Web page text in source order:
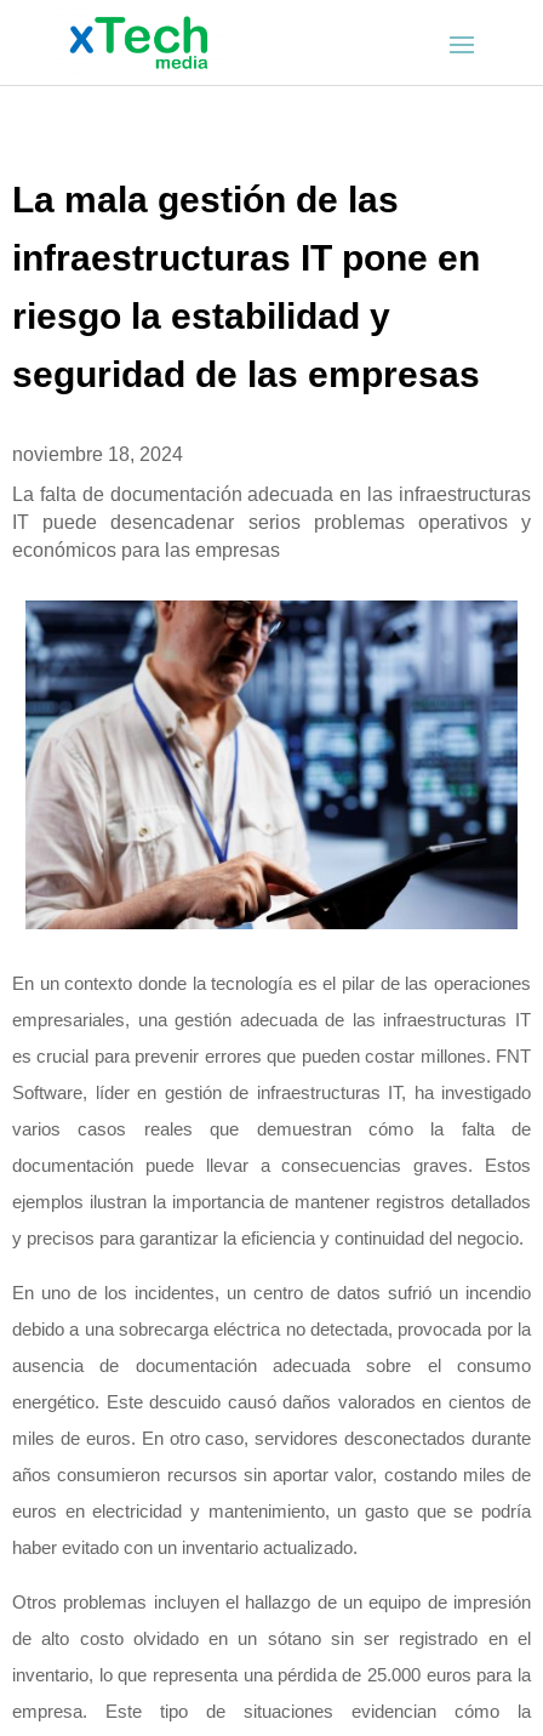
La mala gestión de las
infraestructuras IT pone en
riesgo la estabilidad y
seguridad de las empresas
noviembre 18, 2024
La falta de documentación adecuada en las infraestructuras
IT puede desencadenar serios problemas operativos y
económicos para las empresas
En un contexto donde la tecnología es el pilar de las operaciones
empresariales, una gestión adecuada de las infraestructuras IT
es crucial para prevenir errores que pueden costar millones. FNT
Software, líder en gestión de infraestructuras IT, ha investigado
varios casos reales que demuestran cómo la falta de
documentación puede llevar a consecuencias graves. Estos
ejemplos ilustran la importancia de mantener registros detallados
y precisos para garantizar la eficiencia y continuidad del negocio.
En uno de los incidentes, un centro de datos sufrió un incendio
debido a una sobrecarga eléctrica no detectada, provocada por la
ausencia de documentación adecuada sobre el consumo
energético. Este descuido causó daños valorados en cientos de
miles de euros. En otro caso, servidores desconectados durante
años consumieron recursos sin aportar valor, costando miles de
euros en electricidad y mantenimiento, un gasto que se podría
haber evitado con un inventario actualizado.
Otros problemas incluyen el hallazgo de un equipo de impresión
de alto costo olvidado en un sótano sin ser registrado en el
inventario, lo que representa una pérdida de 25.000 euros para la
empresa. Este tipo de situaciones evidencian cómo la